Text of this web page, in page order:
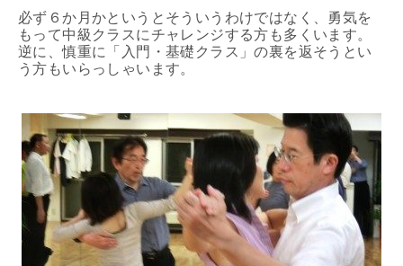
必ず６か月かというとそういうわけではなく、勇気を
もって中級クラスにチャレンジする方も多くいます。
逆に、慎重に「入門・基礎クラス」の裏を返そうとい
う方もいらっしゃいます。